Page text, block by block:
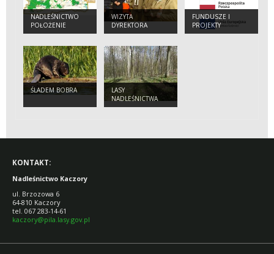
NADLEŚNICTWO
POŁOŻENIE
WIZYTA
DYREKTORA
GENERALNEGO.
FUNDUSZE I
PROJEKTY
ŚLADEM BOBRA
LASY
NADLEŚNICTWA
KACZORY
KONTAKT:
Nadleśnictwo Kaczory
ul. Brzozowa 6
64-810 Kaczory
tel. 067 283-14-61
kaczory@pila.lasy.gov.pl